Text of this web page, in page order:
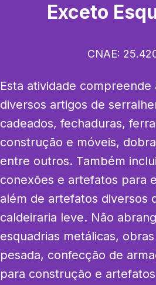
Exceto
CNAE:
Esta atividade
diversos artigos de
cadeados, fechaduras,
construção e móveis,
entre outros. Também
conexões e artefatos para
além de artefatos diversos
caldeiraria leve. Não
esquadrias metálicas,
pesada, confecção de
para construção e